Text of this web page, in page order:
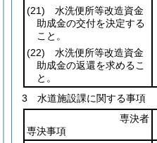
(21) 水洗便所等改造資金
助成金の交付を決定する
こと。
(22) 水洗便所等改造資金
助成金の返還を求めるこ
と。
3 水道施設課に関する事項
専決者
専決事項